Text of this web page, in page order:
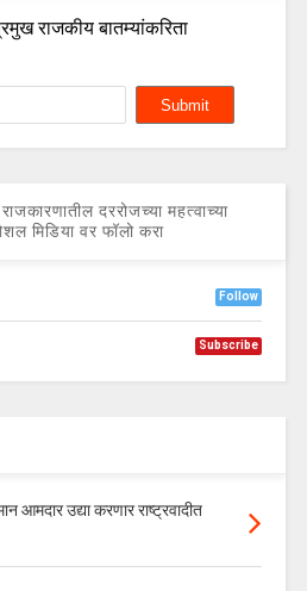
राजकीय बातम्यांकरिता
दररोजच्या महत्वाच्या
मिडिया वर फॉलो करा
Follow
Subscribe
आमदार उद्या करणार राष्ट्रवादीत